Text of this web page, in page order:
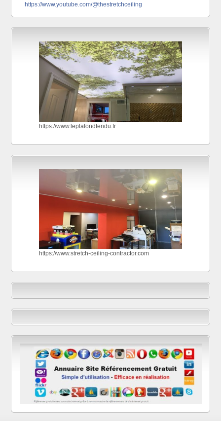
https://www.youtube.com/@thestretchceiling
https://www.leplafondtendu.fr
https://www.stretch-ceiling-contractor.com